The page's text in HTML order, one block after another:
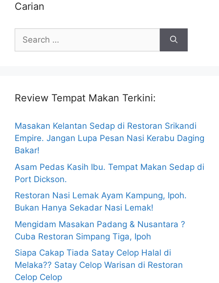
Carian
Search
for:
Review Tempat Makan Terkini:
Masakan Kelantan Sedap di Restoran Srikandi
Empire. Jangan Lupa Pesan Nasi Kerabu Daging
Bakar!
Asam Pedas Kasih Ibu. Tempat Makan Sedap di
Port Dickson.
Restoran Nasi Lemak Ayam Kampung, Ipoh.
Bukan Hanya Sekadar Nasi Lemak!
Mengidam Masakan Padang & Nusantara ?
Cuba Restoran Simpang Tiga, Ipoh
Siapa Cakap Tiada Satay Celop Halal di
Melaka?? Satay Celop Warisan di Restoran
Celop Celop